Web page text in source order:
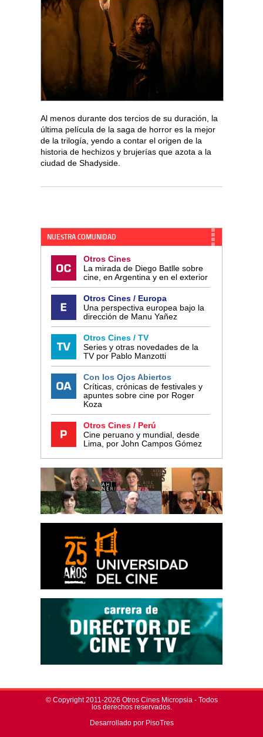
Al menos durante dos tercios de su duración, la
última película de la saga de horror es la mejor
de la trilogía, yendo a contar el origen de la
historia de hechizos y brujerías que azota a la
ciudad de Shadyside.
NUESTRA COMUNIDAD
Otros Cines
La mirada de Diego Batlle sobre
cine, en Argentina y en el exterior
Otros Cines / Europa
Una perspectiva europea bajo la
dirección de Manu Yañez
Otros Cines / TV
Series y otras novedades de la
TV por Pablo Manzotti
Con los Ojos Abiertos
Críticas, crónicas de festivales y
apuntes sobre cine por Roger
Koza
Otros Cines / Perú
Cine peruano y mundial, desde
Lima, por John Campos Gómez
© Copyright 2011-2026 Otros Cines Micropsia - Todos
los derechos reservados.
Desarrollado por PisoTres